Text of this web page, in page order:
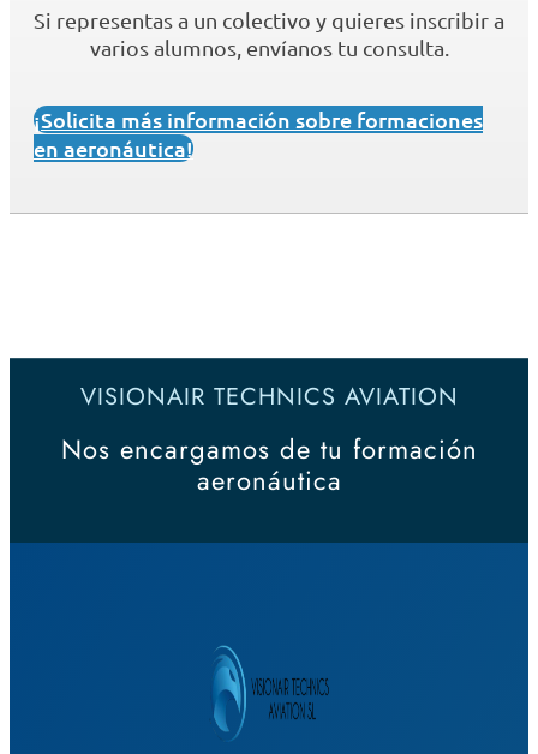
Si representas a un colectivo y quieres inscribir a
varios alumnos, envíanos tu consulta.
¡Solicita más información sobre formaciones
en aeronáutica!
VISIONAIR TECHNICS AVIATION
Nos encargamos de tu formación
aeronáutica